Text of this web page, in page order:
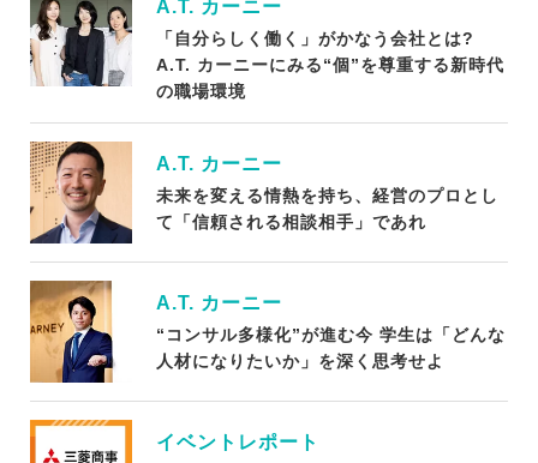
A.T. カーニー
「自分らしく働く」がかなう会社とは?
A.T. カーニーにみる“個”を尊重する新時代
の職場環境
A.T. カーニー
未来を変える情熱を持ち、経営のプロとし
て「信頼される相談相手」であれ
A.T. カーニー
“コンサル多様化”が進む今 学生は「どんな
人材になりたいか」を深く思考せよ
イベントレポート